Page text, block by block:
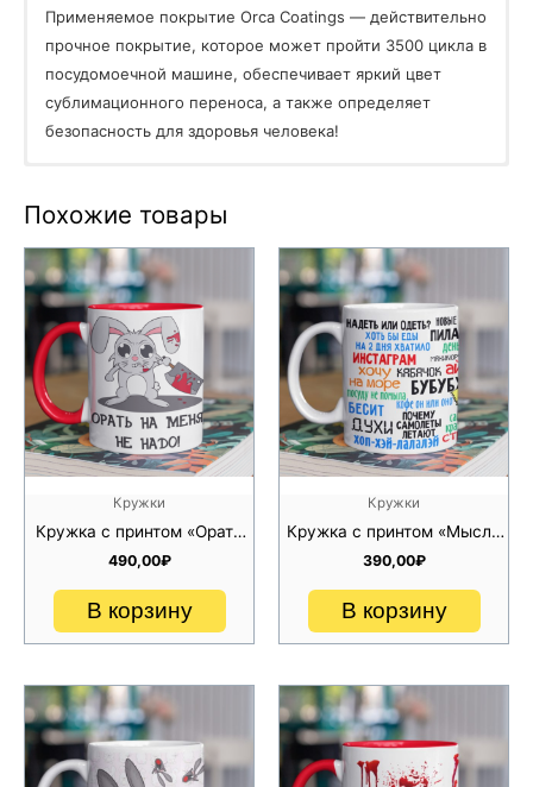
Применяемое покрытие Orca Coatings — действительно
прочное покрытие, которое может пройти 3500 цикла в
посудомоечной машине, обеспечивает яркий цвет
сублимационного переноса, а также определяет
безопасность для здоровья человека!
средства (Пемолюкс, Комет). Такие средства могут
безвозвратно повредить полимерное покрытие на
кружке с изображением;
Не используйте металлические щетки или скребки во
время мытья кружки;
Кружку с фотографией или логотипом можно мыть в
посудомоечной машине. С изображением в этом случае
ничего не произойдет;
Кружку с изображением можно использовать для
разогрева в микроволновой печи, ее можно нагревать,
наливать в нее кипящую воду;
Если после длительного использования кружки с
изображением внутри образуется желтый налет от кофе
или чая, достаточно лишь приготовить содовый раствор
кружку на пару часов, после этого промыть ее обычным
способом.
Похожие товары
Кружки
Кружка с принтом «Орать
не надо»
490,00₽
В корзину
Кружки
Кружка с принтом «Мысли
девушки»
390,00₽
В корзину